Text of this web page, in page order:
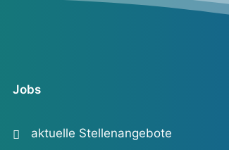
Jobs
aktuelle Stellenangebote